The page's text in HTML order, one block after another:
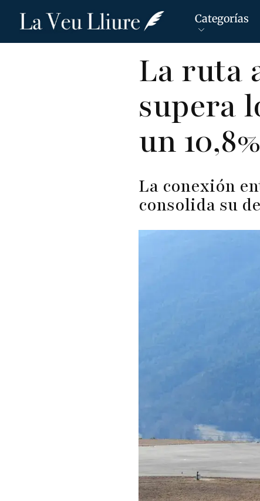
Pasar
Categorías
La ruta
supera
un
La conexión
consolida su